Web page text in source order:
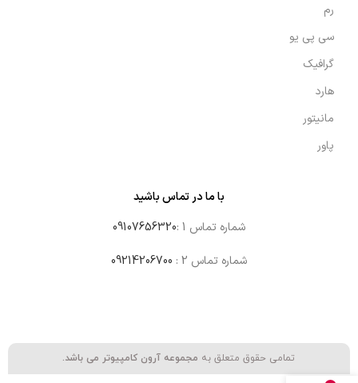
رم
سی پی یو
گرافیک
هارد
مانیتور
پاور
با ما در تماس باشید
شماره تماس 1 :
09107656320
شماره تماس 2 :
تمامی حقوق متعلق به مجموعه آرون کامپیوتر می باشد.